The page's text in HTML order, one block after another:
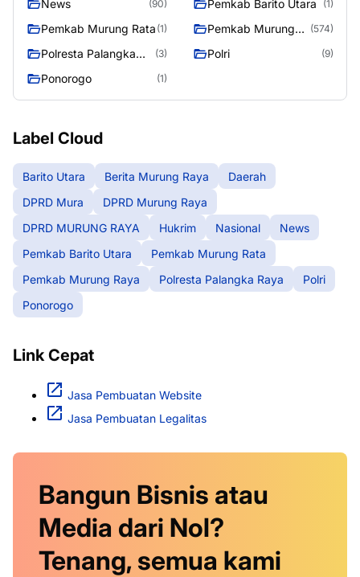
News (90) Pemkab Barito Utara (1)
Pemkab Murung Rata (1)
Pemkab Murung
(574)
Polresta Palangka
(3) Polri (9)
Ponorogo (1)
Label Cloud
Barito Utara Berita Murung Raya
Daerah
DPRD Mura
DPRD Murung Raya
DPRD MURUNG RAYA
Hukrim Nasional
News
Pemkab Barito Utara
Pemkab Murung Rata
Pemkab Murung Raya
Polresta Palangka Raya
Polri
Ponorogo
Link Cepat
Jasa Pembuatan Website
Jasa Pembuatan Legalitas
Bangun Bisnis atau
Media dari Nol?
Tenang, semua kami